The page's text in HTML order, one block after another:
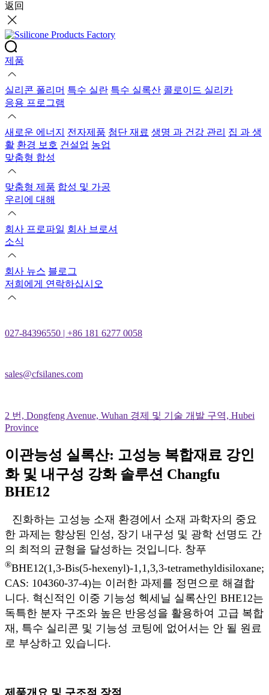
返回
제품
실리콘 폴리머 특수 실란 특수 실록산 콜로이드 실리카
응용 프로그램
새로운 에너지 전자제품 첨단 재료 생명 과 건강 관리 집 과 생
활 환경 보호 건설업 농업
맞춤형 합성
맞춤형 제품 합성 및 가공
우리에 대해
회사 프로파일 회사 브로셔
소식
회사 뉴스 블로그
저희에게 연락하십시오
027-84396550 | +86 181 6277 0058
sales@cfsilanes.com
2 번, Dongfeng Avenue, Wuhan 경제 및 기술 개발 구역, Hubei
Province
이관능성 실록산: 고성능 복합재료 강인
화 및 내구성 강화 솔루션 Changfu
BHE12
진화하는 고성능 소재 환경에서 소재 과학자의 중요
한 과제는 향상된 인성, 장기 내구성 및 광학 선명도 간
의 최적의 균형을 달성하는 것입니다. 창푸
®BHE12(1,3-Bis(5-hexenyl)-1,1,3,3-tetramethyldisiloxane;
CAS: 104360-37-4)는 이러한 과제를 정면으로 해결합
니다. 혁신적인 이중 기능성 헥세닐 실록산인 BHE12는
독특한 분자 구조와 높은 반응성을 활용하여 고급 복합
재, 특수 실리콘 및 기능성 코팅에 없어서는 안 될 원료
로 부상하고 있습니다.
제품개요 및 구조적 장점